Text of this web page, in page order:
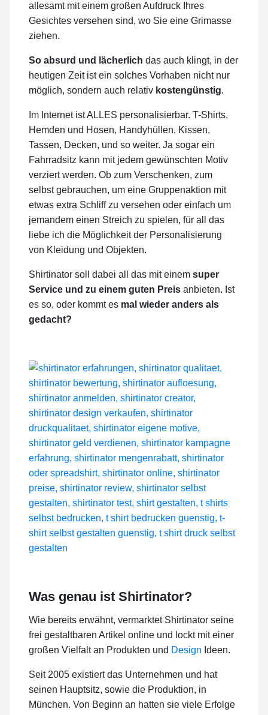
allesamt mit einem großen Aufdruck Ihres
Gesichtes versehen sind, wo Sie eine Grimasse
ziehen.
So absurd und lächerlich das auch klingt, in der
heutigen Zeit ist ein solches Vorhaben nicht nur
möglich, sondern auch relativ kostengünstig.
Im Internet ist ALLES personalisierbar. T-Shirts,
Hemden und Hosen, Handyhüllen, Kissen,
Tassen, Decken, und so weiter. Ja sogar ein
Fahrradsitz kann mit jedem gewünschten Motiv
verziert werden. Ob zum Verschenken, zum
selbst gebrauchen, um eine Gruppenaktion mit
etwas extra Schliff zu versehen oder einfach um
jemandem einen Streich zu spielen, für all das
liebe ich die Möglichkeit der Personalisierung
von Kleidung und Objekten.
Shirtinator soll dabei all das mit einem super
Service und zu einem guten Preis anbieten. Ist
es so, oder kommt es mal wieder anders als
gedacht?
Was genau ist Shirtinator?
Wie bereits erwähnt, vermarktet Shirtinator seine
frei gestaltbaren Artikel online und lockt mit einer
großen Vielfalt an Produkten und Design Ideen.
Seit 2005 existiert das Unternehmen und hat
seinen Hauptsitz, sowie die Produktion, in
München. Von Beginn an hatten sie viele Erfolge